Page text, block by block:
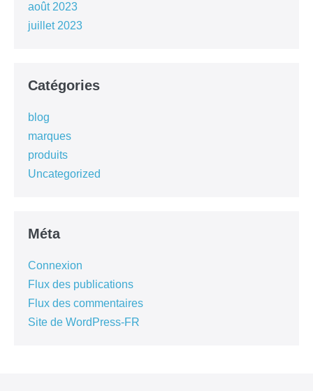
août 2023
juillet 2023
Catégories
blog
marques
produits
Uncategorized
Méta
Connexion
Flux des publications
Flux des commentaires
Site de WordPress-FR